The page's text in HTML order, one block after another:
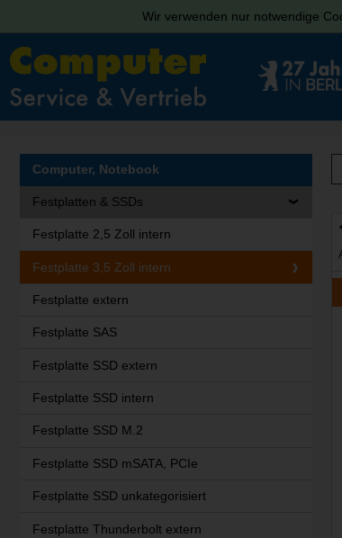
Wir verwenden nur notwendige
Computer, Notebook
Festplatten & SSDs
Festplatte 2,5 Zoll intern
Festplatte 3,5 Zoll intern
Festplatte extern
Festplatte SAS
Festplatte SSD extern
Festplatte SSD intern
Festplatte SSD M.2
Festplatte SSD mSATA, PCIe
Festplatte SSD unkategorisiert
Festplatte Thunderbolt extern